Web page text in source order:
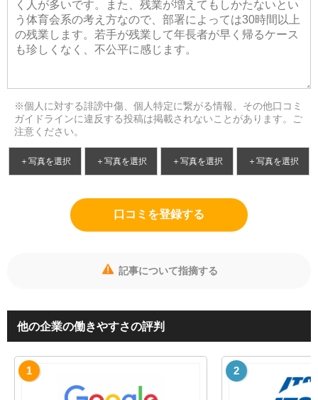
※個人に対する誹謗中傷、個人特定に繋がる情報、その他口コミ
ガイドラインに違反する投稿は掲載されないことがあります。ご
注意ください。
＋写真を選択 ＋写真を選択 ＋写真を選択 ＋写真を選択
口コミを登録する
記事について指摘する
他の企業の働きやすさの評判